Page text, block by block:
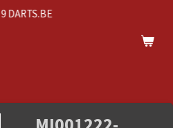
9 DARTS.BE